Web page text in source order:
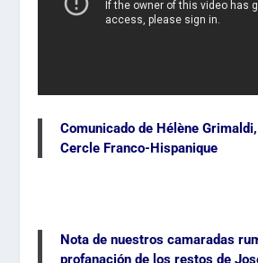
Comunicado de Hélène
Cercle Franco-Hispanique
Nota de nuestros camaradas
profanación de los restos de